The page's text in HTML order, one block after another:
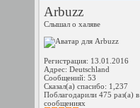
Arbuzz
Слышал о халяве
Регистрация: 13.01.2016
Адрес: Deutschland
Сообщений: 53
Сказал(а) спасибо: 1,237
Поблагодарили 475 раз(а)
сообщениях